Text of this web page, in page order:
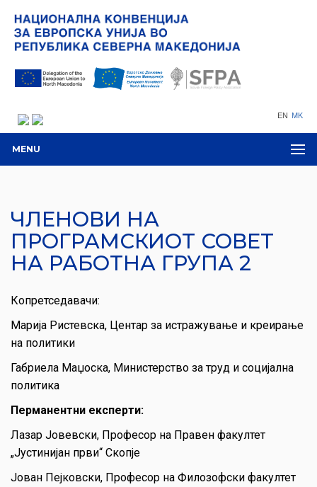
EN MK
MENU
ЧЛЕНОВИ НА
ПРОГРАМСКИОТ СОВЕТ
НА РАБОТНА ГРУПА 2
Копретседавачи:
Марија Ристевска, Центар за истражување и креирање
на политики
Габриела Маџоска, Министерство за труд и социјална
политика
Перманентни експерти:
Лазар Јовевски, Професор на Правен факултет
„Јустинијан први“ Скопје
Јован Пејковски, Професор на Филозофски факултет